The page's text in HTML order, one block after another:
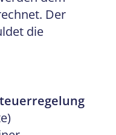
Der
die